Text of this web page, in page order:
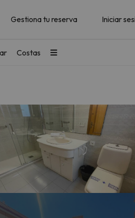
Gestiona tu reserva Iniciar
Costas